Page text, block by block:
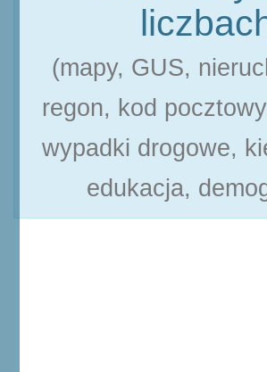
(mapy, GUS,
regon, kod
wypadki drogowe,
edukacja,